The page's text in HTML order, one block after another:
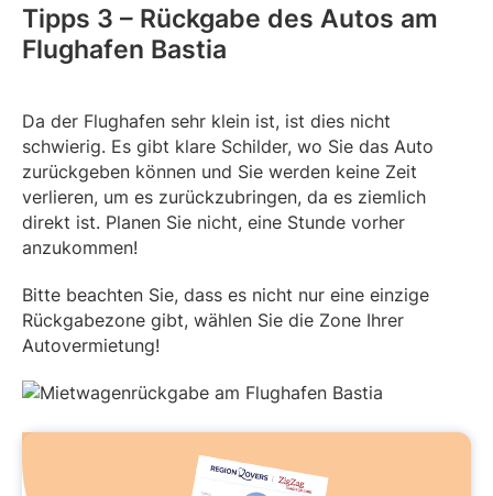
Tipps 3 – Rückgabe des Autos am
Flughafen Bastia
Da der Flughafen sehr klein ist, ist dies nicht
schwierig. Es gibt klare Schilder, wo Sie das Auto
zurückgeben können und Sie werden keine Zeit
verlieren, um es zurückzubringen, da es ziemlich
direkt ist. Planen Sie nicht, eine Stunde vorher
anzukommen!
Bitte beachten Sie, dass es nicht nur eine einzige
Rückgabezone gibt, wählen Sie die Zone Ihrer
Autovermietung!